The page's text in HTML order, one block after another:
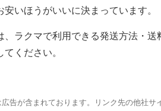
安いほうがいいに決まっています。
、ラクマで利用できる発送方法・
ください。
告が含まれております。リンク先の他社サ